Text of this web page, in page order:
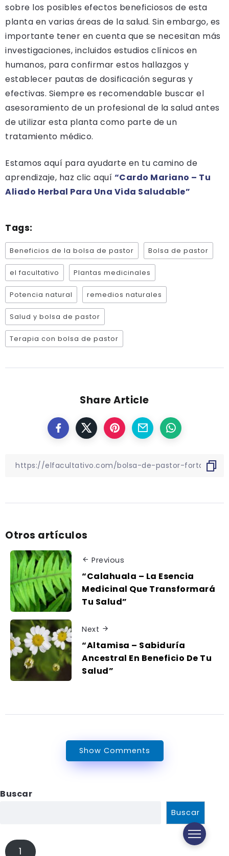
sobre los posibles efectos beneficiosos de esta
planta en varias áreas de la salud. Sin embargo, es
importante tener en cuenta que se necesitan más
investigaciones, incluidos estudios clínicos en
humanos, para confirmar estos hallazgos y
establecer pautas de dosificación seguras y
efectivas. Siempre es recomendable buscar el
asesoramiento de un profesional de la salud antes
de utilizar esta planta como parte de un
tratamiento médico.
Estamos aquí para ayudarte en tu camino de
aprendizaje, haz clic aquí “Cardo Mariano – Tu
Aliado Herbal Para Una Vida Saludable”
Tags:
Beneficios de la bolsa de pastor Bolsa de pastor
el facultativo Plantas medicinales
Potencia natural remedios naturales
Salud y bolsa de pastor
Terapia con bolsa de pastor
Share Article
Otros artículos
Previous
“Calahuala – La Esencia
Medicinal Que Transformará
Tu Salud”
Next
“Altamisa – Sabiduría
Ancestral En Beneficio De Tu
Salud”
Show Comments
Buscar
Buscar
1